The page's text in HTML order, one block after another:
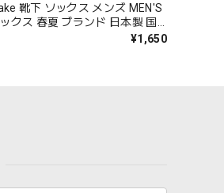
靴下 ソックス メンズ MEN'S
クス 春夏 ブランド 日本製 国
おしゃれ シンプル ギフト プレ
¥1,650